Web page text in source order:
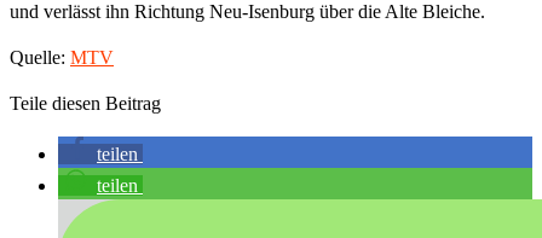
und verlässt ihn Richtung Neu-Isenburg über die Alte Bleiche.
Quelle: MTV
Teile diesen Beitrag
teilen
teilen